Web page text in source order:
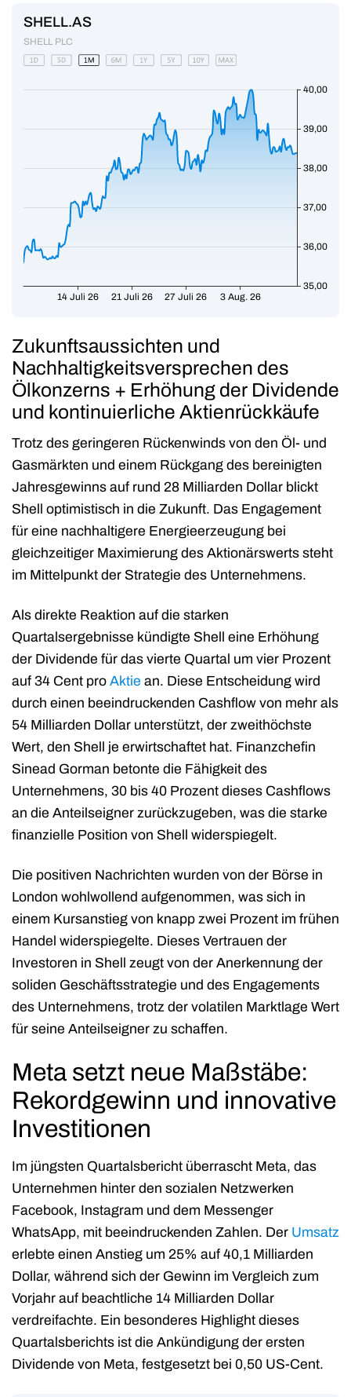
Zukunftsaussichten und
Nachhaltigkeitsversprechen des
Ölkonzerns + Erhöhung der Dividende
und kontinuierliche Aktienrückkäufe
Trotz des geringeren Rückenwinds von den Öl- und
Gasmärkten und einem Rückgang des bereinigten
Jahresgewinns auf rund 28 Milliarden Dollar blickt
Shell optimistisch in die Zukunft. Das Engagement
für eine nachhaltigere Energieerzeugung bei
gleichzeitiger Maximierung des Aktionärswerts steht
im Mittelpunkt der Strategie des Unternehmens.
Als direkte Reaktion auf die starken
Quartalsergebnisse kündigte Shell eine Erhöhung
der Dividende für das vierte Quartal um vier Prozent
auf 34 Cent pro Aktie an. Diese Entscheidung wird
durch einen beeindruckenden Cashflow von mehr als
54 Milliarden Dollar unterstützt, der zweithöchste
Wert, den Shell je erwirtschaftet hat. Finanzchefin
Sinead Gorman betonte die Fähigkeit des
Unternehmens, 30 bis 40 Prozent dieses Cashflows
an die Anteilseigner zurückzugeben, was die starke
finanzielle Position von Shell widerspiegelt.
Die positiven Nachrichten wurden von der Börse in
London wohlwollend aufgenommen, was sich in
einem Kursanstieg von knapp zwei Prozent im frühen
Handel widerspiegelte. Dieses Vertrauen der
Investoren in Shell zeugt von der Anerkennung der
soliden Geschäftsstrategie und des Engagements
des Unternehmens, trotz der volatilen Marktlage Wert
für seine Anteilseigner zu schaffen.
Meta setzt neue Maßstäbe:
Rekordgewinn und innovative
Investitionen
Im jüngsten Quartalsbericht überrascht Meta, das
Unternehmen hinter den sozialen Netzwerken
Facebook, Instagram und dem Messenger
WhatsApp, mit beeindruckenden Zahlen. Der Umsatz
erlebte einen Anstieg um 25% auf 40,1 Milliarden
Dollar, während sich der Gewinn im Vergleich zum
Vorjahr auf beachtliche 14 Milliarden Dollar
verdreifachte. Ein besonderes Highlight dieses
Quartalsberichts ist die Ankündigung der ersten
Dividende von Meta, festgesetzt bei 0,50 US-Cent.